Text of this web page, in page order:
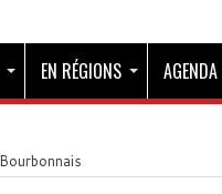
EN RÉGIONS AGENDA